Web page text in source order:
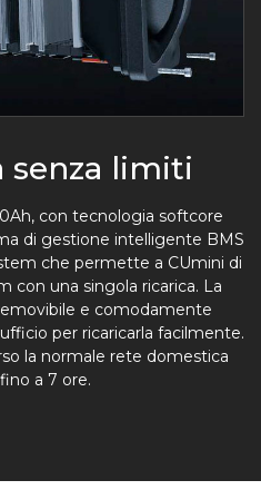
senza limiti
con tecnologia softcore
di gestione intelligente BMS
che permette a CUmini di
con una singola ricarica. La
e comodamente
per ricaricarla facilmente.
la normale rete domestica
a 7 ore.